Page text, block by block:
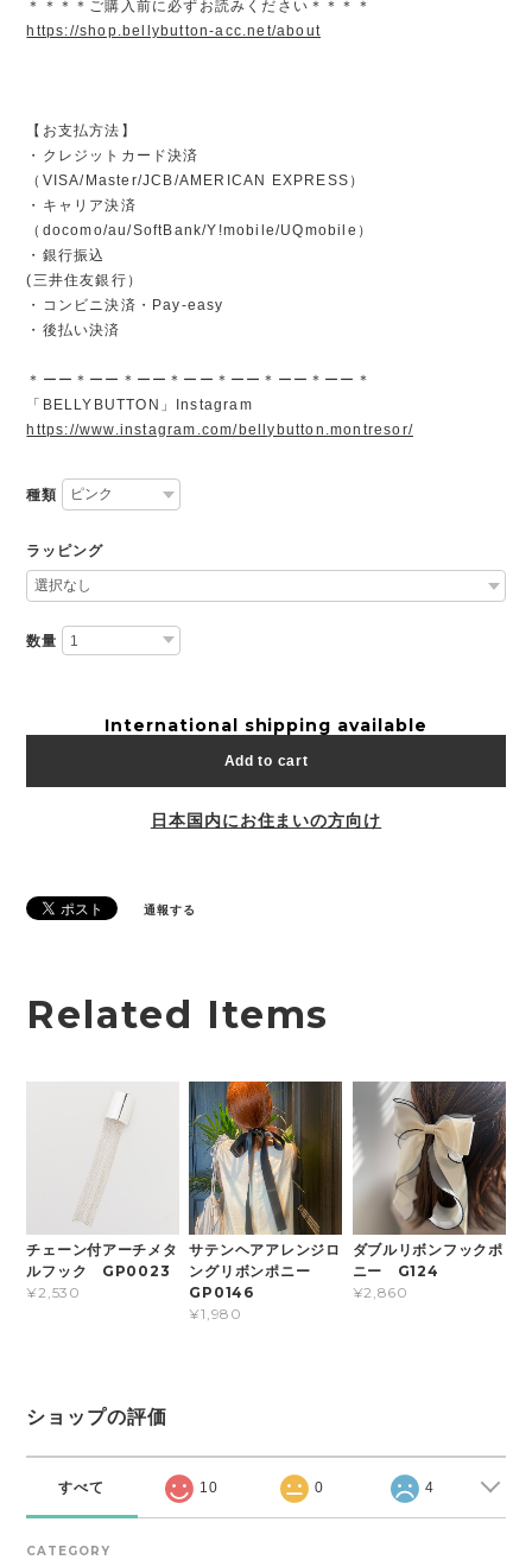
＊＊＊＊ご購入前に必ずお読みください＊＊＊＊
https://shop.bellybutton-acc.net/about
【お支払方法】
・クレジットカード決済
（VISA/Master/JCB/AMERICAN EXPRESS）
・キャリア決済
（docomo/au/SoftBank/Y!mobile/UQmobile）
・銀行振込
(三井住友銀行）
・コンビニ決済・Pay-easy
・後払い決済
＊ーー＊ーー＊ーー＊ーー＊ーー＊ーー＊ーー＊
「BELLYBUTTON」Instagram
https://www.instagram.com/bellybutton.montresor/
種類
ラッピング
数量
International shipping available
Add to cart
日本国内にお住まいの方向け
通報する
Related Items
チェーン付アーチメタ
ルフック GP0023
¥2,530
サテンヘアアレンジロ
ングリボンポニー
GP0146
¥1,980
ダブルリボンフックポ
ニー G124
¥2,860
ショップの評価
すべて 10 0 4
CATEGORY